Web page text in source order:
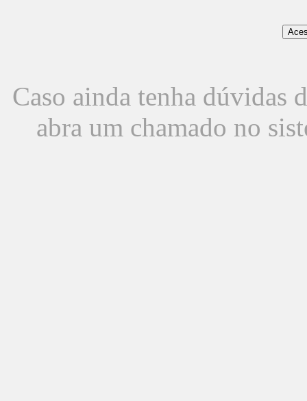
Caso ainda tenha dúvidas
abra um chamado no